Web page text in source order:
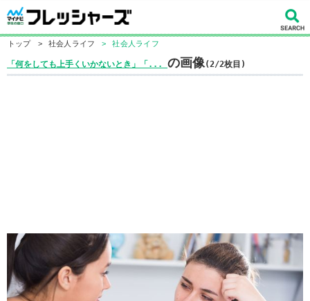
トップ > 社会人ライフ > 社会人ライフ
「何をしても上手くいかないとき」「... の画像(2/2枚目)